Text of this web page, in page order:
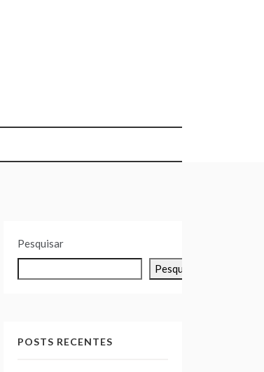
Pesquisar
Pesquisar
POSTS RECENTES